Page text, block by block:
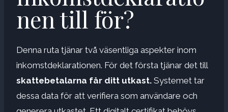
nen till för?
Denna ruta tjänar två väsentliga aspekter inom
inkomstdeklarationen. För det första tjänar det till
skattebetalarna får ditt utkast. Systemet tar
dessa data för att verifiera som användare och